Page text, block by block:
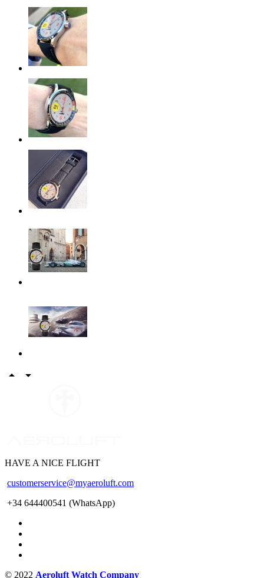
 
HAVE A NICE FLIGHT
customerservice@myaeroluft.com
+34 644400541 (WhatsApp)
© 2022 Aeroluft Watch Company